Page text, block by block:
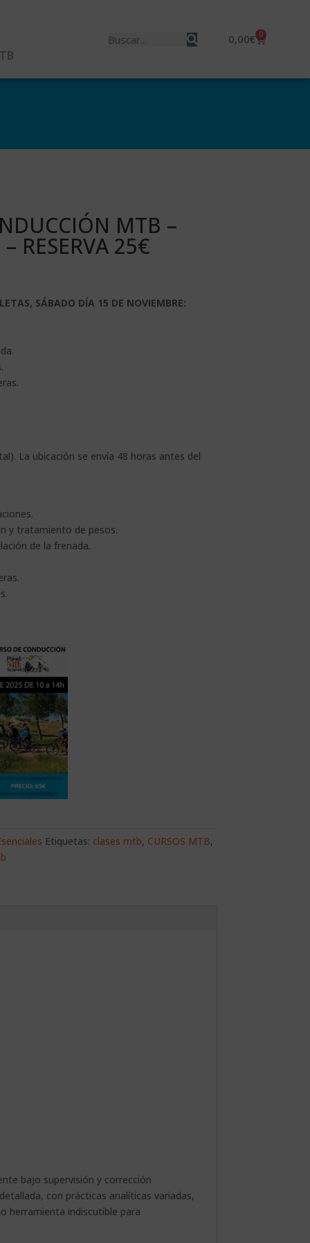
0,00€ 0
MTB –
RESERVA 25€
SÁBADO DÍA 15 DE NOVIEMBRE:
La ubicación se envía 48 horas antes del
y tratamiento de pesos.
de la frenada.
Etiquetas: clases mtb, CURSOS MTB,
bajo supervisión y corrección
con prácticas analíticas variadas,
herramienta indiscutible para